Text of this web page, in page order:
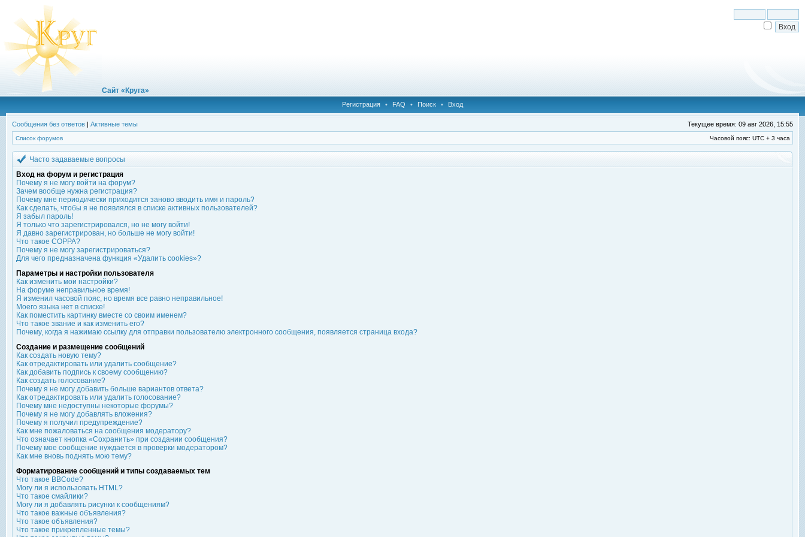
Сайт «Круга»
Регистрация • FAQ • Поиск • Вход
Сообщения без ответов | Активные темы Текущее время: 09 авг 2026, 15:55
Список форумов Часовой пояс: UTC + 3 часа
Часто задаваемые вопросы
Вход на форум и регистрация
Почему я не могу войти на форум?
Зачем вообще нужна регистрация?
Почему мне периодически приходится заново вводить имя и пароль?
Как сделать, чтобы я не появлялся в списке активных пользователей?
Я забыл пароль!
Я только что зарегистрировался, но не могу войти!
Я давно зарегистрирован, но больше не могу войти!
Что такое COPPA?
Почему я не могу зарегистрироваться?
Для чего предназначена функция «Удалить cookies»?
Параметры и настройки пользователя
Как изменить мои настройки?
На форуме неправильное время!
Я изменил часовой пояс, но время все равно неправильное!
Моего языка нет в списке!
Как поместить картинку вместе со своим именем?
Что такое звание и как изменить его?
Почему, когда я нажимаю ссылку для отправки пользователю электронного сообщения, появляется страница входа?
Создание и размещение сообщений
Как создать новую тему?
Как отредактировать или удалить сообщение?
Как добавить подпись к своему сообщению?
Как создать голосование?
Почему я не могу добавить больше вариантов ответа?
Как отредактировать или удалить голосование?
Почему мне недоступны некоторые форумы?
Почему я не могу добавлять вложения?
Почему я получил предупреждение?
Как мне пожаловаться на сообщения модератору?
Что означает кнопка «Сохранить» при создании сообщения?
Почему мое сообщение нуждается в проверки модератором?
Как мне вновь поднять мою тему?
Форматирование сообщений и типы создаваемых тем
Что такое BBCode?
Могу ли я использовать HTML?
Что такое смайлики?
Могу ли я добавлять рисунки к сообщениям?
Что такое важные объявления?
Что такое объявления?
Что такое прикрепленные темы?